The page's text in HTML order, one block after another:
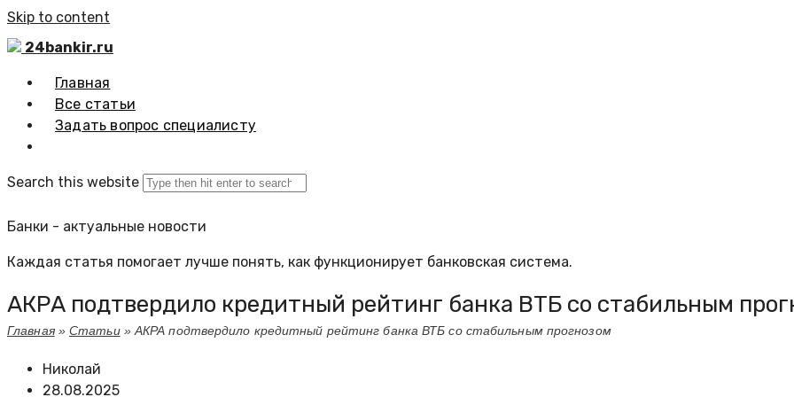
Skip to content
24bankir.ru
Главная
Все статьи
Задать вопрос специалисту
Search this website
Банки - актуальные новости
Каждая статья помогает лучше понять, как функционирует банковская система.
АКРА подтвердило кредитный рейтинг банка ВТБ со стабильным
Главная»Статьи» АКРА подтвердило кредитный рейтинг банка ВТБ со стабильным прогнозом
Николай
28.08.2025